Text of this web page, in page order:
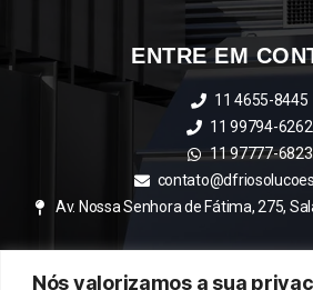
Nós valorizamos a sua
ENTRE EM
11 4655-8445
11 99794-6262
11 97777-6823
Av. Nossa Senhora de Fátima, 275,